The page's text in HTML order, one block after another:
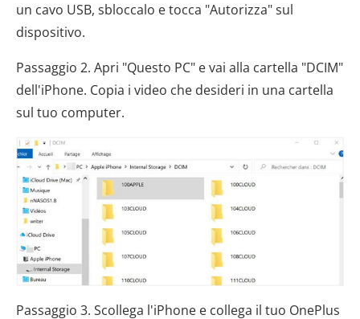
un cavo USB, sbloccalo e tocca "Autorizza" sul
dispositivo.
Passaggio 2. Apri "Questo PC" e vai alla cartella "DCIM"
dell'iPhone. Copia i video che desideri in una cartella
sul tuo computer.
Passaggio 3. Scollega l'iPhone e collega il tuo OnePlus